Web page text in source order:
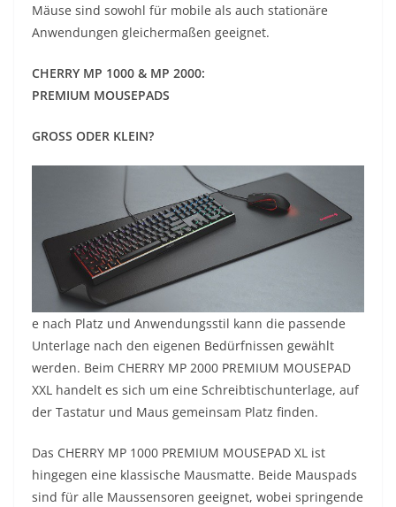
Mäuse sind sowohl für mobile als auch stationäre
Anwendungen gleichermaßen geeignet.
CHERRY MP 1000 & MP 2000:
PREMIUM MOUSEPADS
GROSS ODER KLEIN?
e nach Platz und Anwendungsstil kann die passende
Unterlage nach den eigenen Bedürfnissen gewählt
werden. Beim CHERRY MP 2000 PREMIUM MOUSEPAD
XXL handelt es sich um eine Schreibtischunterlage, auf
der Tastatur und Maus gemeinsam Platz finden.
Das CHERRY MP 1000 PREMIUM MOUSEPAD XL ist
hingegen eine klassische Mausmatte. Beide Mauspads
sind für alle Maussensoren geeignet, wobei springende